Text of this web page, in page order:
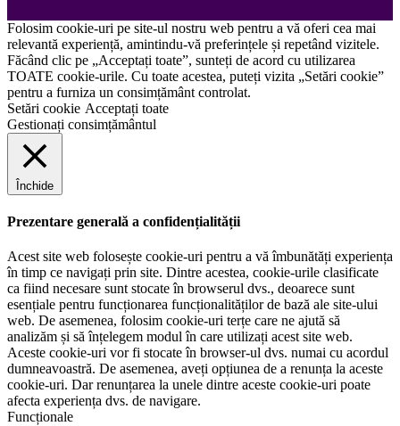
Folosim cookie-uri pe site-ul nostru web pentru a vă oferi cea mai
relevantă experiență, amintindu-vă preferințele și repetând vizitele.
Făcând clic pe „Acceptați toate”, sunteți de acord cu utilizarea
TOATE cookie-urile. Cu toate acestea, puteți vizita „Setări cookie”
pentru a furniza un consimțământ controlat.
Setări cookie Acceptați toate
Gestionați consimțământul
Închide
Prezentare generală a confidențialității
Acest site web folosește cookie-uri pentru a vă îmbunătăți experiența
în timp ce navigați prin site. Dintre acestea, cookie-urile clasificate
ca fiind necesare sunt stocate în browserul dvs., deoarece sunt
esențiale pentru funcționarea funcționalităților de bază ale site-ului
web. De asemenea, folosim cookie-uri terțe care ne ajută să
analizăm și să înțelegem modul în care utilizați acest site web.
Aceste cookie-uri vor fi stocate în browser-ul dvs. numai cu acordul
dumneavoastră. De asemenea, aveți opțiunea de a renunța la aceste
cookie-uri. Dar renunțarea la unele dintre aceste cookie-uri poate
afecta experiența dvs. de navigare.
Funcționale